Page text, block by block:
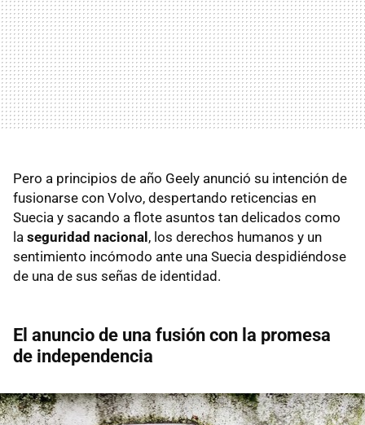
Pero a principios de año Geely anunció su intención de
fusionarse con Volvo, despertando reticencias en
Suecia y sacando a flote asuntos tan delicados como
la seguridad nacional, los derechos humanos y un
sentimiento incómodo ante una Suecia despidiéndose
de una de sus señas de identidad.
El anuncio de una fusión con la promesa
de independencia